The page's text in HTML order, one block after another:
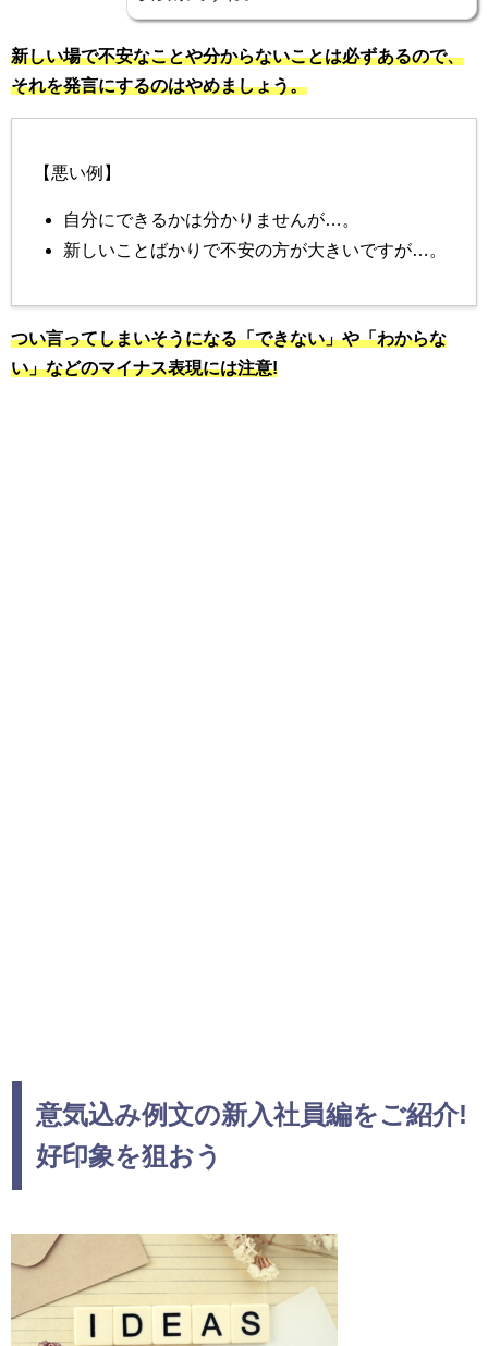
新しい場で不安なことや分からないことは必ずあるので、
それを発言にするのはやめましょう。
【悪い例】
自分にできるかは分かりませんが…。
新しいことばかりで不安の方が大きいですが…。
つい言ってしまいそうになる「できない」や「わからな
い」などのマイナス表現には注意!
意気込み例文の新入社員編をご紹介!
好印象を狙おう